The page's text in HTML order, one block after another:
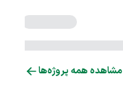
مشاهده همه پروژه‌ها